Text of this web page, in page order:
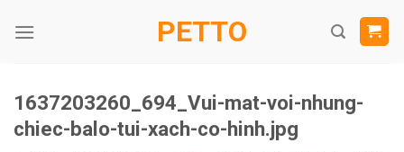
PETTO
1637203260_694_Vui-mat-voi-nhung-
chiec-balo-tui-xach-co-hinh.jpg